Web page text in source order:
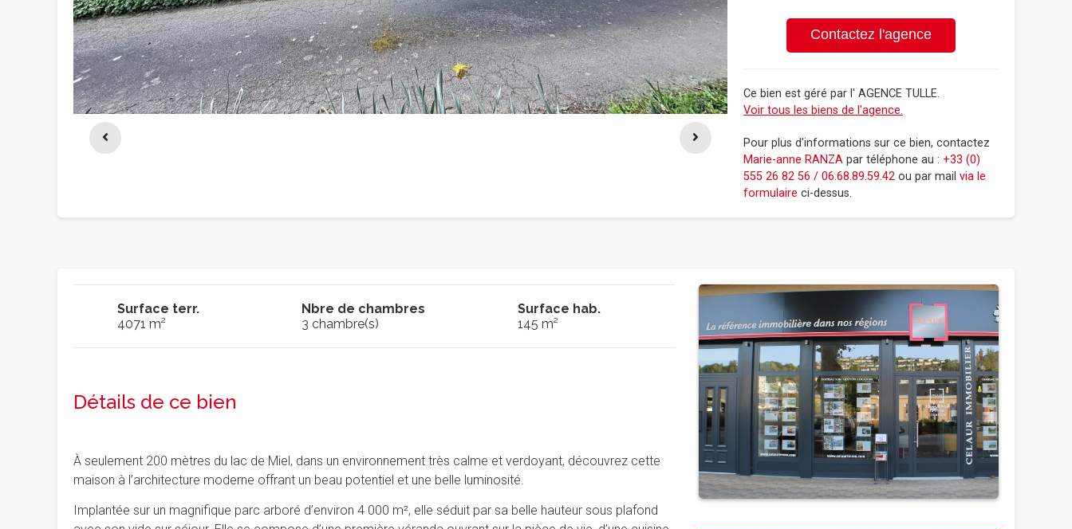
Contactez l'agence
Ce bien est géré par l' AGENCE TULLE.
Voir tous les biens de l'agence.
Pour plus d'informations sur ce bien, contactez
Marie-anne RANZA par téléphone au : +33 (0)
555 26 82 56 / 06.68.89.59.42 ou par mail via le
formulaire ci-dessus.
Surface terr.
4071 m²
Nbre de chambres
3 chambre(s)
Surface hab.
145 m²
Détails de ce bien
À seulement 200 mètres du lac de Miel, dans un environnement très calme et verdoyant, découvrez cette
maison à l’architecture moderne offrant un beau potentiel et une belle luminosité.
Implantée sur un magnifique parc arboré d’environ 4 000 m², elle séduit par sa belle hauteur sous plafond